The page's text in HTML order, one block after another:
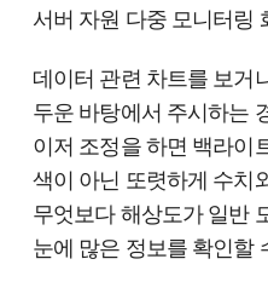
서버 자원 다중 모니터링
데이터 관련 차트를 보거
두운 바탕에서 주시하는
이저 조정을 하면 백라이
색이 아닌 또렷하게 수치
무엇보다 해상도가 일반
눈에 많은 정보를 확인할